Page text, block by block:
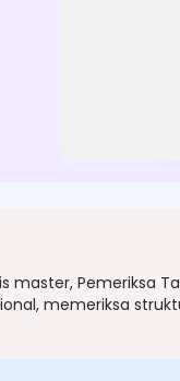
master, Pemeriksa
memeriksa